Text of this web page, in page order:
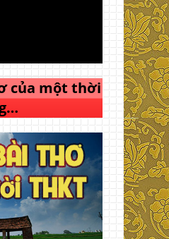
của một thời